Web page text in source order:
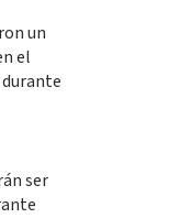
un
el
ser